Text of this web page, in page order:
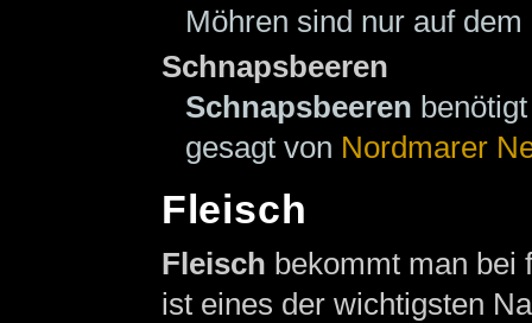
Möhren sind nur auf
Schnapsbeeren
Schnapsbeeren
gesagt von Nordmarer
Fleisch
Fleisch bekommt man bei
ist eines der wichtigsten